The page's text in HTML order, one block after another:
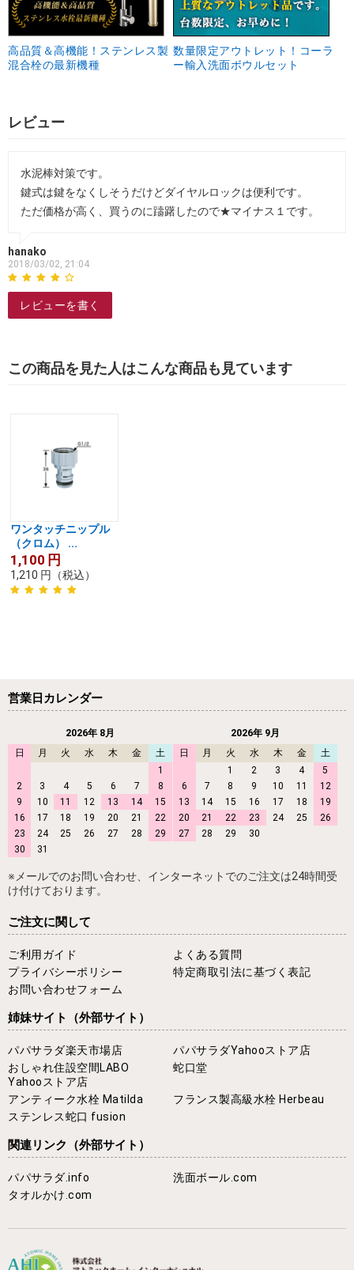
高品質＆高機能！ステンレス製
混合栓の最新機種
数量限定アウトレット！コーラ
ー輸入洗面ボウルセット
レビュー
水泥棒対策です。
鍵式は鍵をなくしそうだけどダイヤルロックは便利です。
ただ価格が高く、買うのに躊躇したので★マイナス１です。
hanako
2018/03/02, 21:04
レビューを書く
この商品を見た人はこんな商品も見ています
ワンタッチニップル
（クロム） ...
1,100 円
1,210 円 （税込）
営業日カレンダー
2026年 8月
日
月 火 水 木 金
土
1
2
3 4 5 6 7
8
9
10 11 12 13 14
15
16
17 18 19 20 21
22
23
24 25 26 27 28
29
30
31
2026年 9月
日
月 火 水 木 金
土
1
2 3 4
5
6
7 8 9 10 11
12
13
14 15 16 17 18
19
20
21 22 23 24 25
26
27
28 29 30
※メールでのお問い合わせ、インターネットでのご注文は24時間受
け付けております。
ご注文に関して
ご利用ガイド
よくある質問
プライバシーポリシー
特定商取引法に基づく表記
お問い合わせフォーム
姉妹サイト （外部サイト）
パパサラダ楽天市場店
パパサラダYahooストア店
おしゃれ住設空間LABO
Yahooストア店
蛇口堂
アンティーク水栓 Matilda
フランス製高級水栓 Herbeau
ステンレス蛇口 fusion
関連リンク （外部サイト）
パパサラダ.info
洗面ボール.com
タオルかけ.com